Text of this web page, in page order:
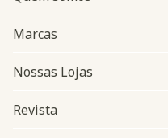
Marcas
Nossas Lojas
Revista